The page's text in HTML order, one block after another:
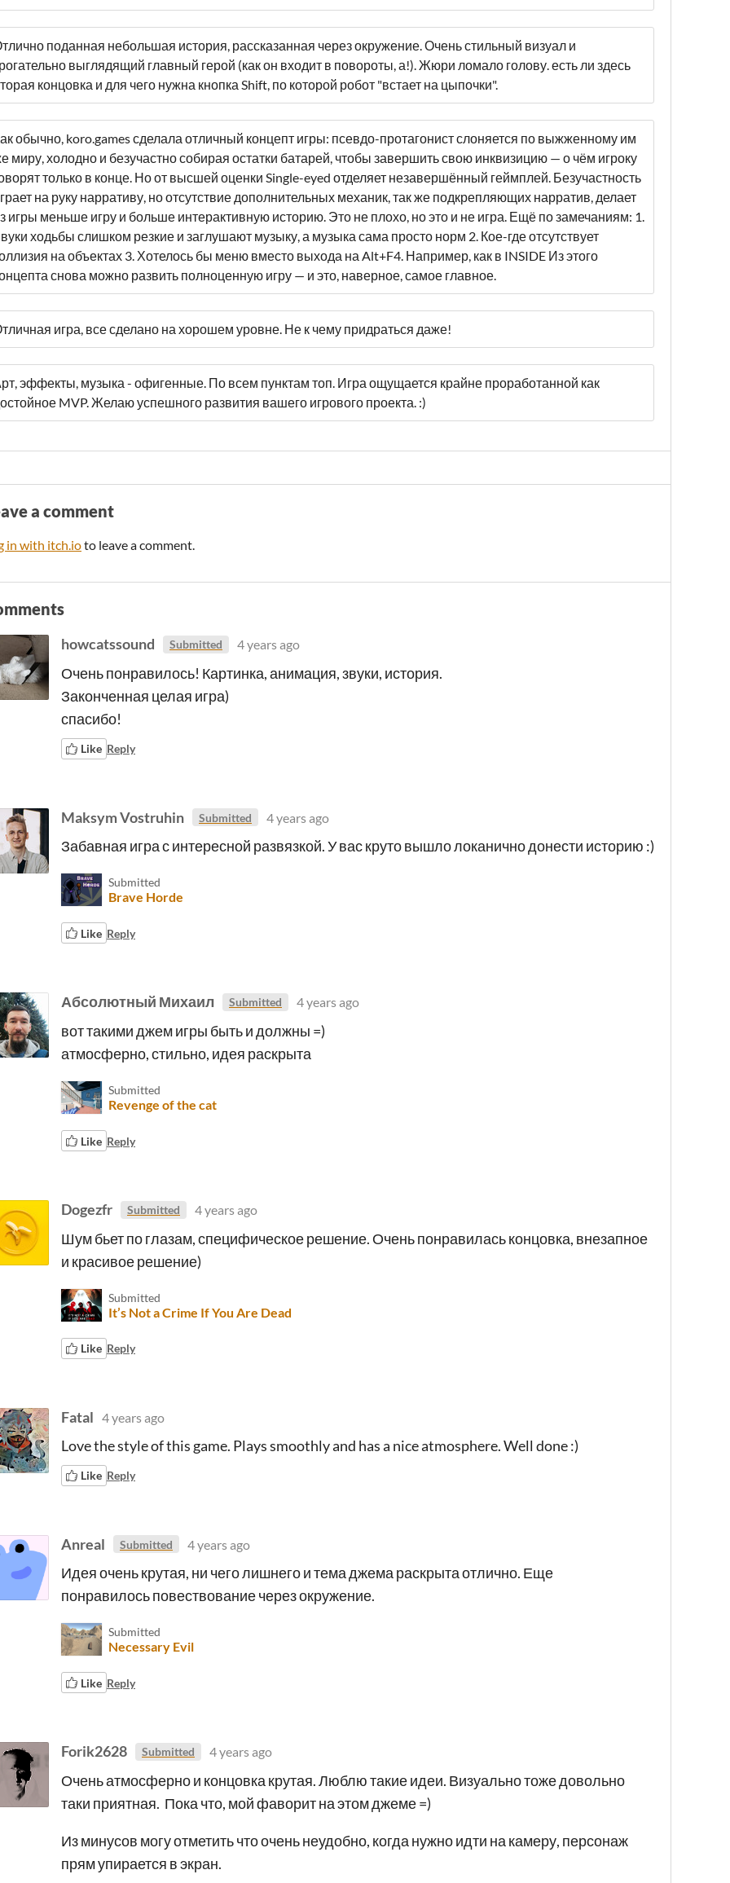
поданная небольшая история, рассказанная через окружение. Очень стильный визуал и
выглядящий главный герой (как он входит в повороты, а!). Жюри ломало голову. есть ли здесь
концовка и для чего нужна кнопка Shift, по которой робот "встает на цыпочки".
обычно, koro.games сделала отличный концепт игры: псевдо-протагонист слоняется по выжженному им
миру, холодно и безучастно собирая остатки батарей, чтобы завершить свою инквизицию — о чём игроку
только в конце. Но от высшей оценки Single-eyed отделяет незавершённый геймплей. Безучастность
на руку нарративу, но отсутствие дополнительных механик, так же подкрепляющих нарратив, делает
игры меньше игру и больше интерактивную историю. Это не плохо, но это и не игра. Ещё по замечаниям: 1.
ходьбы слишком резкие и заглушают музыку, а музыка сама просто норм 2. Кое-где отсутствует
на объектах 3. Хотелось бы меню вместо выхода на Alt+F4. Например, как в INSIDE Из этого
снова можно развить полноценную игру — и это, наверное, самое главное.
игра, все сделано на хорошем уровне. Не к чему придраться даже!
эффекты, музыка - офигенные. По всем пунктам топ. Игра ощущается крайне проработанной как
MVP. Желаю успешного развития вашего игрового проекта. :)
a comment
in with itch.ioto leave a comment.
howcatssound Submitted 4 years ago
Очень понравилось! Картинка, анимация, звуки, история.
Законченная целая игра)
спасибо!
Like Reply
Maksym Vostruhin Submitted 4 years ago
Забавная игра с интересной развязкой. У вас круто вышло локанично донести историю :)
Submitted
Brave Horde
Like Reply
Абсолютный Михаил Submitted 4 years ago
вот такими джем игры быть и должны =)
атмосферно, стильно, идея раскрыта
Submitted
Revenge of the cat
Like Reply
Dogezfr Submitted 4 years ago
Шум бьет по глазам, специфическое решение. Очень понравилась концовка, внезапное
и красивое решение)
Submitted
It’s Not a Crime If You Are Dead
Like Reply
Fatal 4 years ago
Love the style of this game. Plays smoothly and has a nice atmosphere. Well done :)
Like Reply
Anreal Submitted 4 years ago
Идея очень крутая, ни чего лишнего и тема джема раскрыта отлично. Еще
понравилось повествование через окружение.
Submitted
Necessary Evil
Like Reply
Forik2628 Submitted 4 years ago
Очень атмосферно и концовка крутая. Люблю такие идеи. Визуально тоже довольно
таки приятная. Пока что, мой фаворит на этом джеме =)
Из минусов могу отметить что очень неудобно, когда нужно идти на камеру, персонаж
прям упирается в экран.